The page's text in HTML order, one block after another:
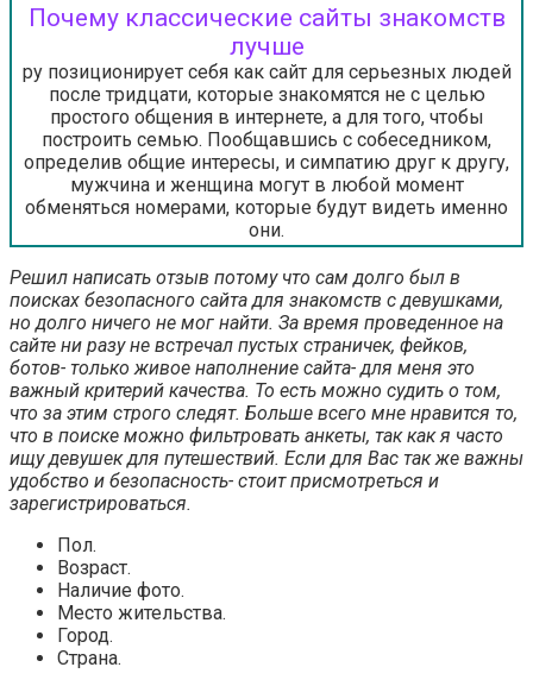
Почему классические сайты знакомств
лучше
ру позиционирует себя как сайт для серьезных людей
после тридцати, которые знакомятся не с целью
простого общения в интернете, а для того, чтобы
построить семью. Пообщавшись с собеседником,
определив общие интересы, и симпатию друг к другу,
мужчина и женщина могут в любой момент
обменяться номерами, которые будут видеть именно
они.
Решил написать отзыв потому что сам долго был в
поисках безопасного сайта для знакомств с девушками,
но долго ничего не мог найти. За время проведенное на
сайте ни разу не встречал пустых страничек, фейков,
ботов- только живое наполнение сайта- для меня это
важный критерий качества. То есть можно судить о том,
что за этим строго следят. Больше всего мне нравится то,
что в поиске можно фильтровать анкеты, так как я часто
ищу девушек для путешествий. Если для Вас так же важны
удобство и безопасность- стоит присмотреться и
зарегистрироваться.
Пол.
Возраст.
Наличие фото.
Место жительства.
Город.
Страна.